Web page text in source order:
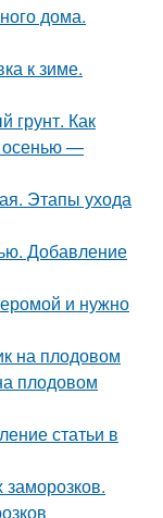
дома.
к зиме.
грунт. Как
осенью —
Этапы ухода
Добавление
и нужно
на плодовом
плодовом
статьи в
заморозков.